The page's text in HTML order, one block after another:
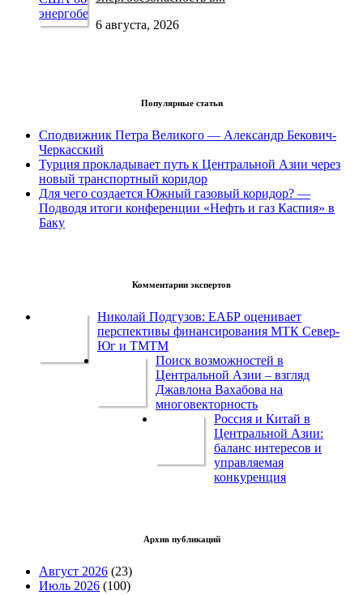
6 августа, 2026
Популярные статьи
Сподвижник Петра Великого — Александр Бекович-
Черкасский
Турция прокладывает путь к Центральной Азии через
новый транспортный коридор
Для чего создается Южный газовый коридор? —
Подводя итоги конференции «Нефть и газ Каспия» в
Баку
Комментарии экспертов
Николай Подгузов: ЕАБР оценивает
перспективы финансирования МТК Север-
Юг и ТМТМ
Поиск возможностей в
Центральной Азии – взгляд
Джавлона Вахабова на
многовекторность
Россия и Китай в
Центральной Азии:
баланс интересов и
управляемая
конкуренция
Архив публикаций
Август 2026 (23)
Июль 2026 (100)